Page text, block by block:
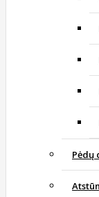
Pėdų